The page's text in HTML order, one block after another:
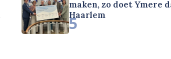
maken, zo doet Ymere
Haarlem
5